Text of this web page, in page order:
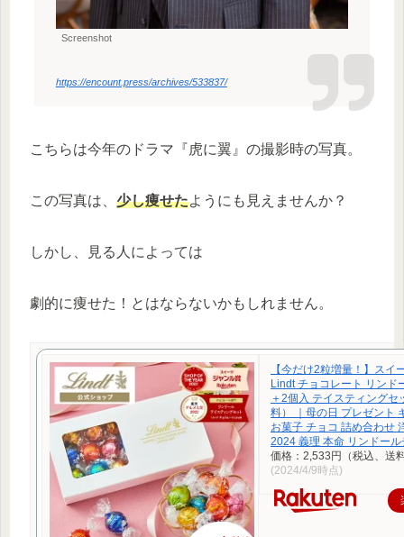
Screenshot
https://encount.press/archives/533837/
こちらは今年のドラマ『虎に翼』の撮影時の写真。
この写真は、 少し痩せたようにも見えませんか？
しかし、見る人によっては
劇的に痩せた！とはならないかもしれません。
【今だけ2粒増量！】スイ
Lindt チョコレート リンド
＋2個入 テイスティングセ
料） ｜母の日 プレゼント
お菓子 チョコ 詰め合わせ
2024 義理 本命 リンドール
価格：2,533円（税込、送
(2024/4/9時点)